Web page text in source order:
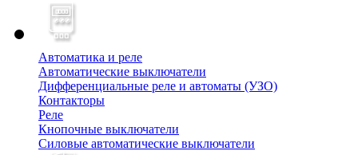
Автоматика и реле
Автоматические выключатели
Дифференциальные реле и автоматы (УЗО)
Контакторы
Реле
Кнопочные выключатели
Силовые автоматические выключатели